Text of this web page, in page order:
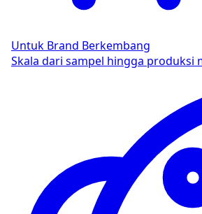
Untuk Brand Berkembang
Skala dari sampel hingga produksi